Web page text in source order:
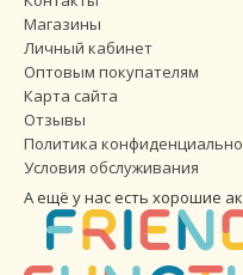
Магазины
Личный кабинет
Оптовым покупателям
Карта сайта
Отзывы
Политика
Условия обслуживания
А ещё у нас есть хорошие